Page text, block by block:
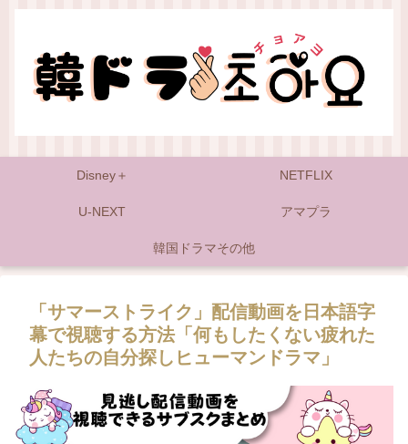
Disney＋ NETFLIX
U-NEXT アマプラ
韓国ドラマその他
「サマーストライク」配信動画を日本語字
幕で視聴する方法「何もしたくない疲れた
人たちの自分探しヒューマンドラマ」